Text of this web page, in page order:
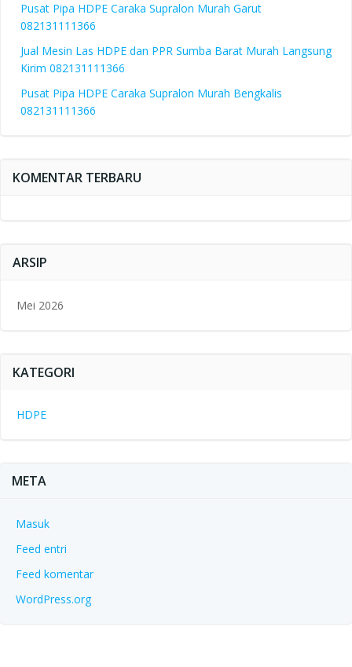
Pusat Pipa HDPE Caraka Supralon Murah Garut
082131111366
Jual Mesin Las HDPE dan PPR Sumba Barat Murah Langsung
Kirim 082131111366
Pusat Pipa HDPE Caraka Supralon Murah Bengkalis
082131111366
KOMENTAR TERBARU
ARSIP
Mei 2026
KATEGORI
HDPE
META
Masuk
Feed entri
Feed komentar
WordPress.org